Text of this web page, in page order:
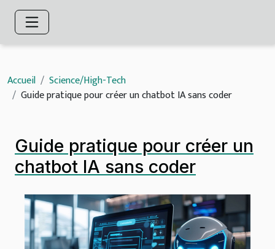
Accueil
Science/High-Tech
Guide pratique pour créer un chatbot IA sans coder
Guide pratique pour créer un
chatbot IA sans coder